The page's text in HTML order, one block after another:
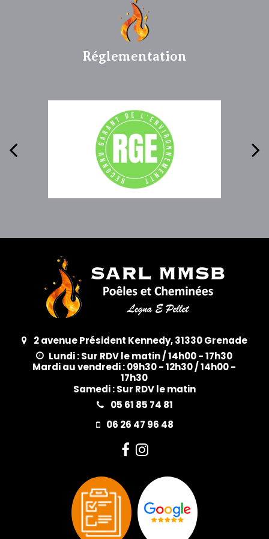
Réglementation
2 avenue Président Kennedy, 31330 Grenade
Lundi : Sur RDV le matin / 14h00 - 17h30
Mardi au vendredi : 09h30 - 12h30 / 14h00 -
17h30
Samedi : Sur RDV le matin
05 61 85 74 81
06 26 47 96 48